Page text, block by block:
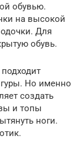
обувью.
на высокой
Для
обувь.
Но именно
создать
и топы
ноги.